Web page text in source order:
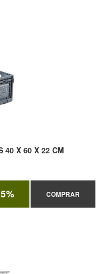
40 X 60 X 22 CM
COMPRAR